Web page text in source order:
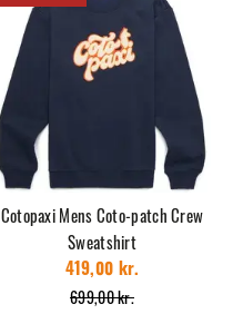
Cotopaxi Mens Coto-patch Crew
Sweatshirt
699,00 kr.
419,00 kr.